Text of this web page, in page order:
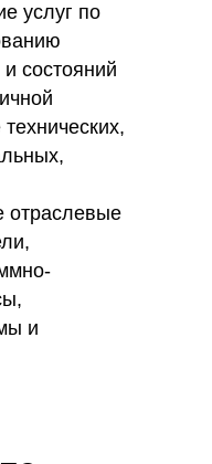
услуг по
состояний
отраслевые
и